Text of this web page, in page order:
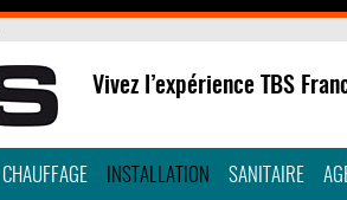
Vivez l’expérience TBS
CHAUFFAGE INSTALLATION SANITAIRE